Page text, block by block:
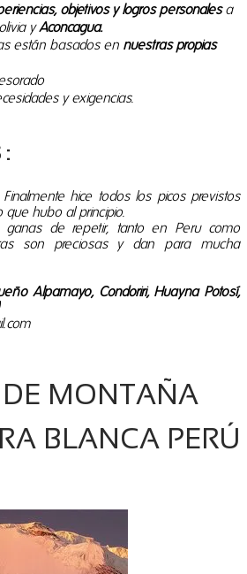
objetivos y logros personalesa
yAconcagua.
están basados en nuestras propias
y exigencias.
:
hice todos los picos previstos
hubo al principio.
de repetir, tanto en Peru como
son preciosas y dan para mucha
Alpamayo, Condoriri, Huayna Potosí,
DE MONTAÑA
BLANCA PERÚ